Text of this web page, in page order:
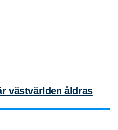
västvärlden åldras